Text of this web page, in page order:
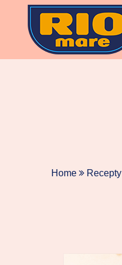
content
Home Recepty